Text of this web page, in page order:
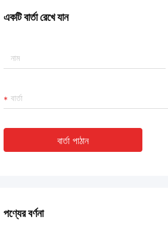
একটি বার্তা রেখে যান
বার্তা পাঠান
পণ্যের বর্ণনা